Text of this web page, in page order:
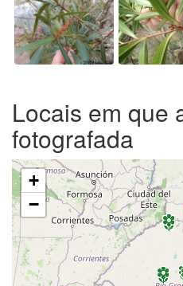
Locais em que
fotografada
+
−